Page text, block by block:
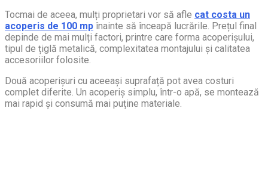
Tocmai de aceea, mulți proprietari vor să afle cat costa un
acoperis de 100 mp înainte să înceapă lucrările. Prețul final
depinde de mai mulți factori, printre care forma acoperișului,
tipul de țiglă metalică, complexitatea montajului și calitatea
accesoriilor folosite.
Două acoperișuri cu aceeași suprafață pot avea costuri
complet diferite. Un acoperiș simplu, într-o apă, se montează
mai rapid și consumă mai puține materiale.